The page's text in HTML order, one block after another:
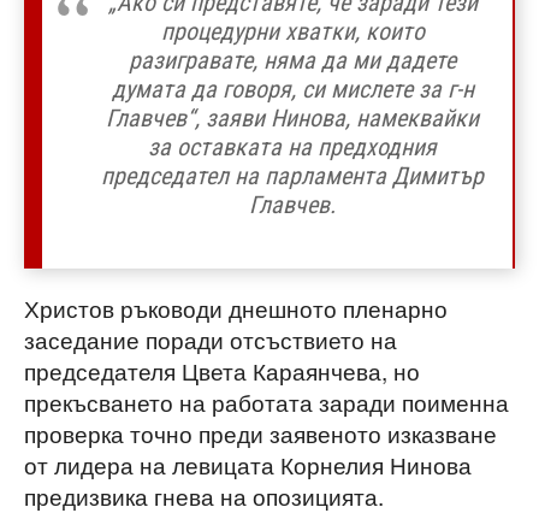
процедурни хватки, които
разигравате, няма да ми дадете
думата да говоря, си мислете за г-н
Главчев“, заяви Нинова, намеквайки
за оставката на предходния
председател на парламента Димитър
Главчев.
Христов ръководи днешното пленарно
заседание поради отсъствието на
председателя Цвета Караянчева, но
прекъсването на работата заради поименна
проверка точно преди заявеното изказване
от лидера на левицата Корнелия Нинова
предизвика гнева на опозицията.